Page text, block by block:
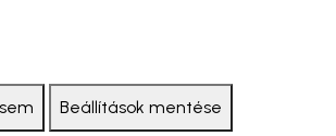
Beállítások mentése